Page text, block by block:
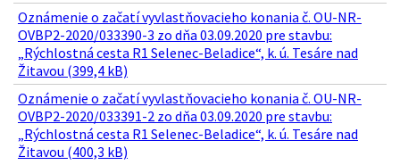
Oznámenie o začatí vyvlastňovacieho konania č. OU-NR-
OVBP2-2020/033390-3 zo dňa 03.09.2020 pre stavbu:
„Rýchlostná cesta R1 Selenec-Beladice“, k. ú. Tesáre nad
Žitavou (399,4 kB)
Oznámenie o začatí vyvlastňovacieho konania č. OU-NR-
OVBP2-2020/033391-2 zo dňa 03.09.2020 pre stavbu:
„Rýchlostná cesta R1 Selenec-Beladice“, k. ú. Tesáre nad
Žitavou (400,3 kB)